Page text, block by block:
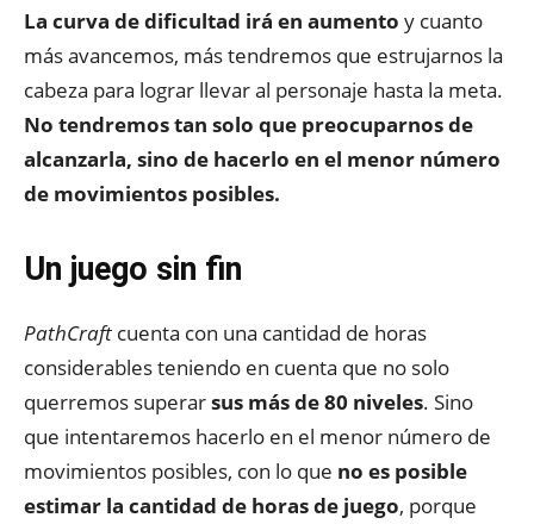
La curva de dificultad irá en aumento y cuanto
más avancemos, más tendremos que estrujarnos la
cabeza para lograr llevar al personaje hasta la meta.
No tendremos tan solo que preocuparnos de
alcanzarla, sino de hacerlo en el menor número
de movimientos posibles.
Un juego sin fin
PathCraft cuenta con una cantidad de horas
considerables teniendo en cuenta que no solo
querremos superarsus más de 80 niveles. Sino
que intentaremos hacerlo en el menor número de
movimientos posibles, con lo que no es posible
estimar la cantidad de horas de juego, porque